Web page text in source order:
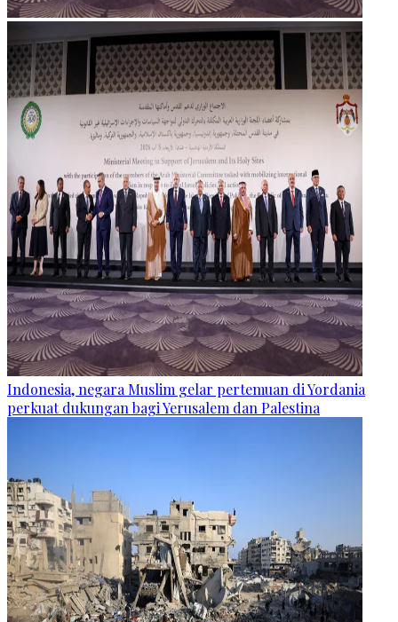
Indonesia, negara Muslim gelar pertemuan di Yordania
perkuat dukungan bagi Yerusalem dan Palestina